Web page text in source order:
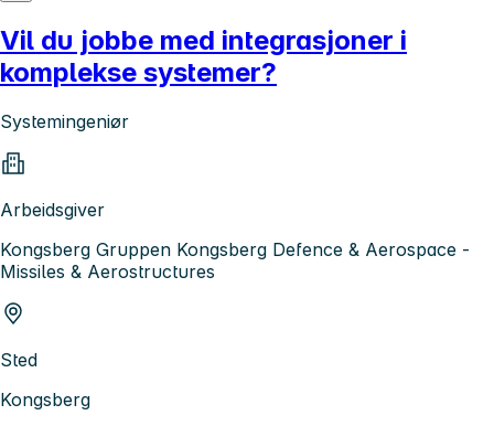
Vil du jobbe med integrasjoner i
komplekse systemer?
Systemingeniør
Arbeidsgiver
Kongsberg Gruppen Kongsberg Defence & Aerospace -
Missiles & Aerostructures
Sted
Kongsberg